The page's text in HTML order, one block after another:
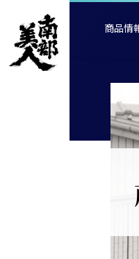
商品情